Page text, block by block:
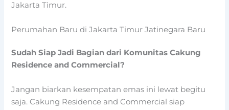
Jakarta Timur.
Perumahan Baru di Jakarta Timur Jatinegara Baru
Sudah Siap Jadi Bagian dari Komunitas Cakung
Residence and Commercial?
Jangan biarkan kesempatan emas ini lewat begitu
saja. Cakung Residence and Commercial siap